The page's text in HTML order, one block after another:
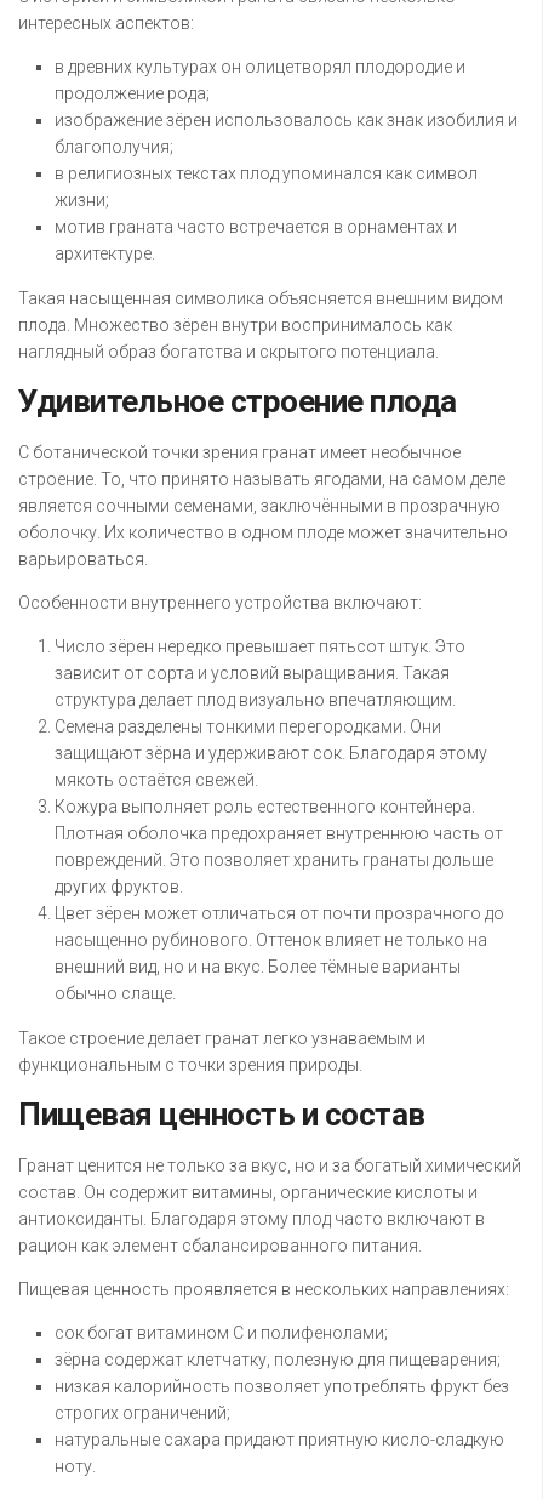
интересных аспектов:
в древних культурах он олицетворял плодородие и
продолжение рода;
изображение зёрен использовалось как знак изобилия и
благополучия;
в религиозных текстах плод упоминался как символ
жизни;
мотив граната часто встречается в орнаментах и
архитектуре.
Такая насыщенная символика объясняется внешним видом
плода. Множество зёрен внутри воспринималось как
наглядный образ богатства и скрытого потенциала.
Удивительное строение плода
С ботанической точки зрения гранат имеет необычное
строение. То, что принято называть ягодами, на самом деле
является сочными семенами, заключёнными в прозрачную
оболочку. Их количество в одном плоде может значительно
варьироваться.
Особенности внутреннего устройства включают:
Число зёрен нередко превышает пятьсот штук. Это
зависит от сорта и условий выращивания. Такая
структура делает плод визуально впечатляющим.
Семена разделены тонкими перегородками. Они
защищают зёрна и удерживают сок. Благодаря этому
мякоть остаётся свежей.
Кожура выполняет роль естественного контейнера.
Плотная оболочка предохраняет внутреннюю часть от
повреждений. Это позволяет хранить гранаты дольше
других фруктов.
Цвет зёрен может отличаться от почти прозрачного до
насыщенно рубинового. Оттенок влияет не только на
внешний вид, но и на вкус. Более тёмные варианты
обычно слаще.
Такое строение делает гранат легко узнаваемым и
функциональным с точки зрения природы.
Пищевая ценность и состав
Гранат ценится не только за вкус, но и за богатый химический
состав. Он содержит витамины, органические кислоты и
антиоксиданты. Благодаря этому плод часто включают в
рацион как элемент сбалансированного питания.
Пищевая ценность проявляется в нескольких направлениях:
сок богат витамином C и полифенолами;
зёрна содержат клетчатку, полезную для пищеварения;
низкая калорийность позволяет употреблять фрукт без
строгих ограничений;
натуральные сахара придают приятную кисло-сладкую
ноту.